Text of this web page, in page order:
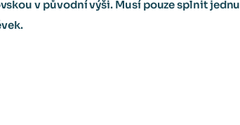
v původní výši. Musí pouze splnit jednu